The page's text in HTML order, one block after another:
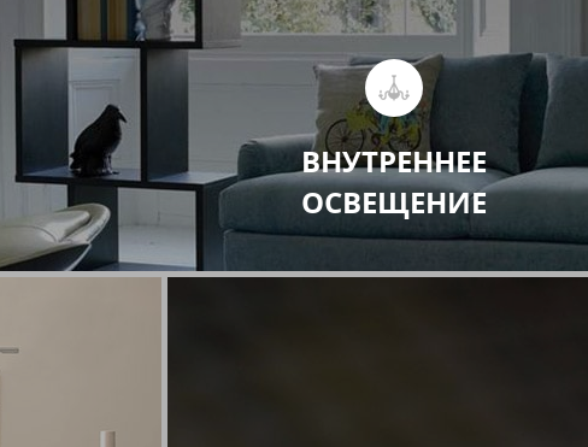
ВНУТРЕННЕЕ
ОСВЕЩЕНИЕ